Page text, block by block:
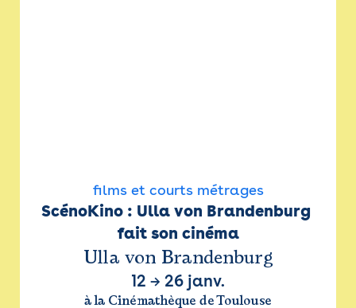
films et courts métrages
ScénoKino : Ulla von Brandenburg
fait son cinéma
Ulla von Brandenburg
12 → 26 janv.
à la Cinémathèque de Toulouse